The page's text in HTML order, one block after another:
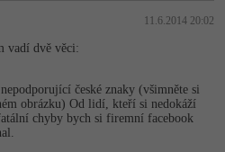
11.6.2014 20:02
vadí dvě věci:
české znaky (všimněte si
obrázku) Od lidí, kteří si nedokáží
chyby bych si firemní facebook